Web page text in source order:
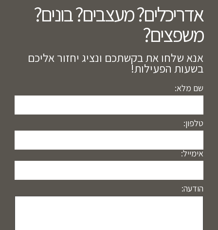
אדריכלים? מעצבים? בונים?
משפצים?​
אנא שלחו את בקשתכם ונציג יחזור אליכם
בשעות הפעילות!
שם מלא:
טלפון:
אימייל:
הודעה: